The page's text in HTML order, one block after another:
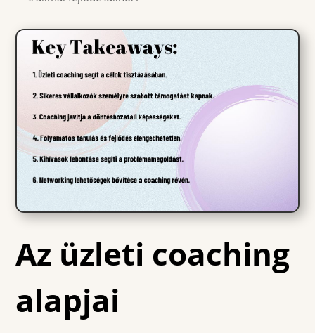
Az üzleti coaching
alapjai